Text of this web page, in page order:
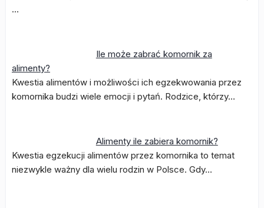
…
Ile może zabrać komornik za
alimenty?
Kwestia alimentów i możliwości ich egzekwowania przez
komornika budzi wiele emocji i pytań. Rodzice, którzy…
Alimenty ile zabiera komornik?
Kwestia egzekucji alimentów przez komornika to temat
niezwykle ważny dla wielu rodzin w Polsce. Gdy…